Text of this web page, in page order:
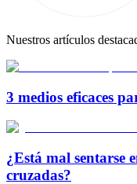
Nuestros artículos
3 medios eficaces
¿Está mal sentarse
cruzadas?